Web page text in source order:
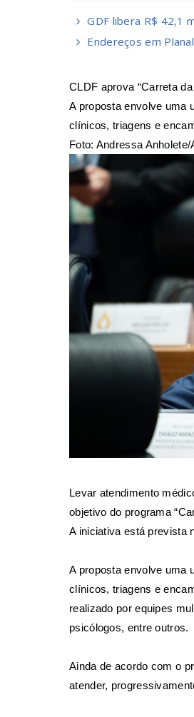
GDF libera R$ 42,1
Endereços em
CLDF aprova “Carreta
A proposta envolve uma
clínicos, triagens e
Foto: Andressa
Levar atendimento
objetivo do programa
A iniciativa está prevista
A proposta envolve uma
clínicos, triagens e
realizado por equipes
psicólogos, entre outros.
Ainda de acordo com o
atender,